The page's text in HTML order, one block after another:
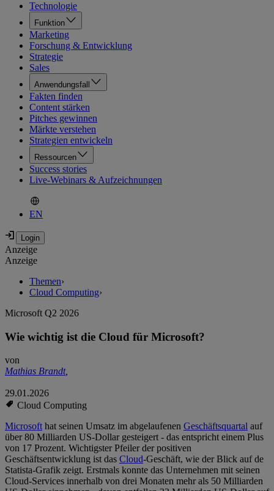
Technologie
Funktion
Marketing
Forschung & Entwicklung
Strategie
Sales
Anwendungsfall
Fakten finden
Content stärken
Pitches gewinnen
Märkte verstehen
Strategien entwickeln
Ressourcen
Success stories
Live-Webinars & Aufzeichnungen
EN
Anzeige
Anzeige
Themen›
Cloud Computing›
Microsoft Q2 2026
Wie wichtig ist die Cloud für Microsoft?
von
Mathias Brandt,
29.01.2026
Cloud Computing
Microsofthat seinen Umsatz im abgelaufenen Geschäftsquartal auf
über 80 Milliarden US-Dollar gesteigert - das entspricht einem Plus
von 17 Prozent. Wichtigster Pfeiler der positiven
Geschäftsentwicklung ist das Cloud-Geschäft, wie der Blick auf de
Statista-Grafik zeigt. Erstmals konnte das Unternehmen mit seinen
Cloud-Services innerhalb von drei Monaten mehr als 50 Milliarden